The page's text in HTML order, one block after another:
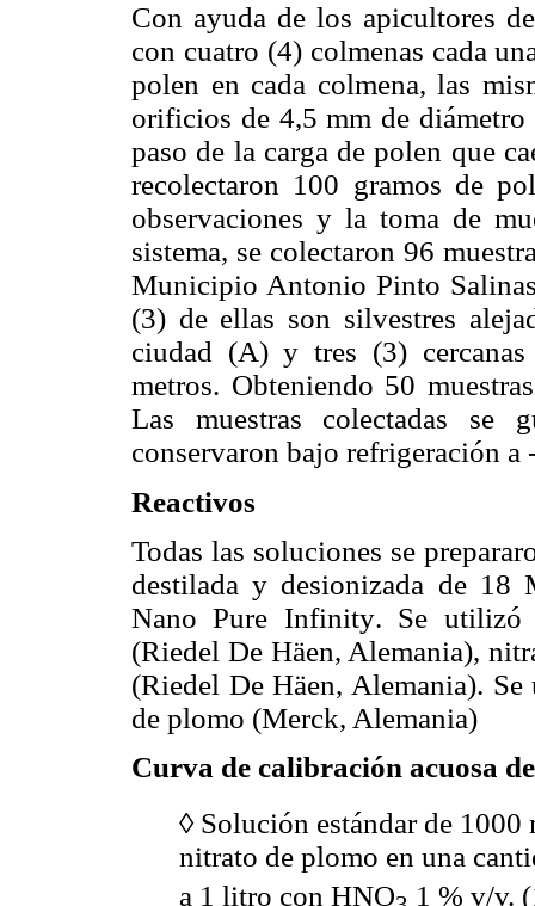
Con ayuda de los apicultores
con cuatro (4) colmenas cada
polen en cada colmena, las
orificios de 4,5 mm de
paso de la carga de polen que
recolectaron 100 gramos de
observaciones y la toma de
sistema, se colectaron 96
Municipio Antonio Pinto
(3) de ellas son silvestres
ciudad (A) y tres (3)
metros. Obteniendo 50
Las muestras colectadas se
conservaron bajo refrigeración a
Reactivos
Todas las soluciones se
destilada y desionizada de 18
Nano Pure Infinity. Se utilizó
(Riedel De Häen, Alemania),
(Riedel De Häen, Alemania).
de plomo (Merck, Alemania)
Curva de calibración acuosa
◊Solución estándar de 1000
nitrato de plomo en una
a 1 litro con HNO
1 % v/v.